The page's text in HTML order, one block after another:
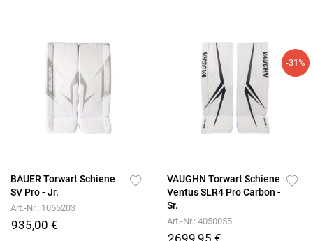
BAUER Torwart Schiene
SV Pro - Jr.
Art.-Nr.: 1065203
935,00 €
-31%
VAUGHN Torwart Schiene
Ventus SLR4 Pro Carbon -
Sr.
Art.-Nr.: 4050055